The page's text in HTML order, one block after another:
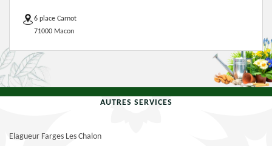
6 place Carnot
71000 Macon
AUTRES SERVICES
Elagueur Farges Les Chalon